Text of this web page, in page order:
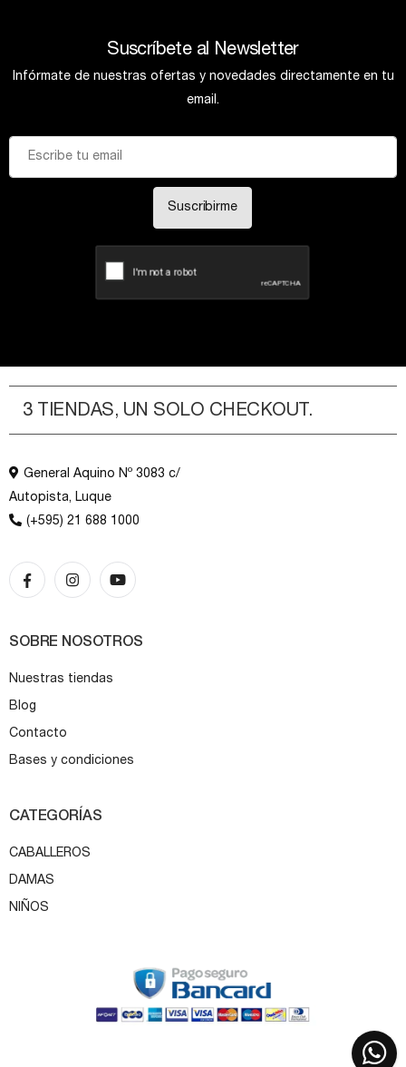
Suscríbete al Newsletter
Infórmate de nuestras ofertas y novedades directamente en tu
email.
Suscribirme
3 TIENDAS, UN SOLO CHECKOUT.
General Aquino Nº 3083 c/
Autopista, Luque
(+595) 21 688 1000
SOBRE NOSOTROS
Nuestras tiendas
Blog
Contacto
Bases y condiciones
CATEGORÍAS
CABALLEROS
DAMAS
NIÑOS